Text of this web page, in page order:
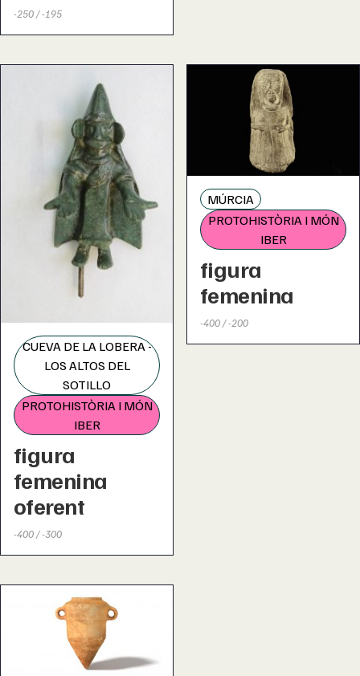
-250 / -195
CUEVA DE LA LOBERA -
LOS ALTOS DEL
SOTILLO
PROTOHISTÒRIA I MÓN
IBER
figura
femenina
oferent
-400 / -300
MÚRCIA
PROTOHISTÒRIA I MÓN
IBER
figura
femenina
-400 / -200